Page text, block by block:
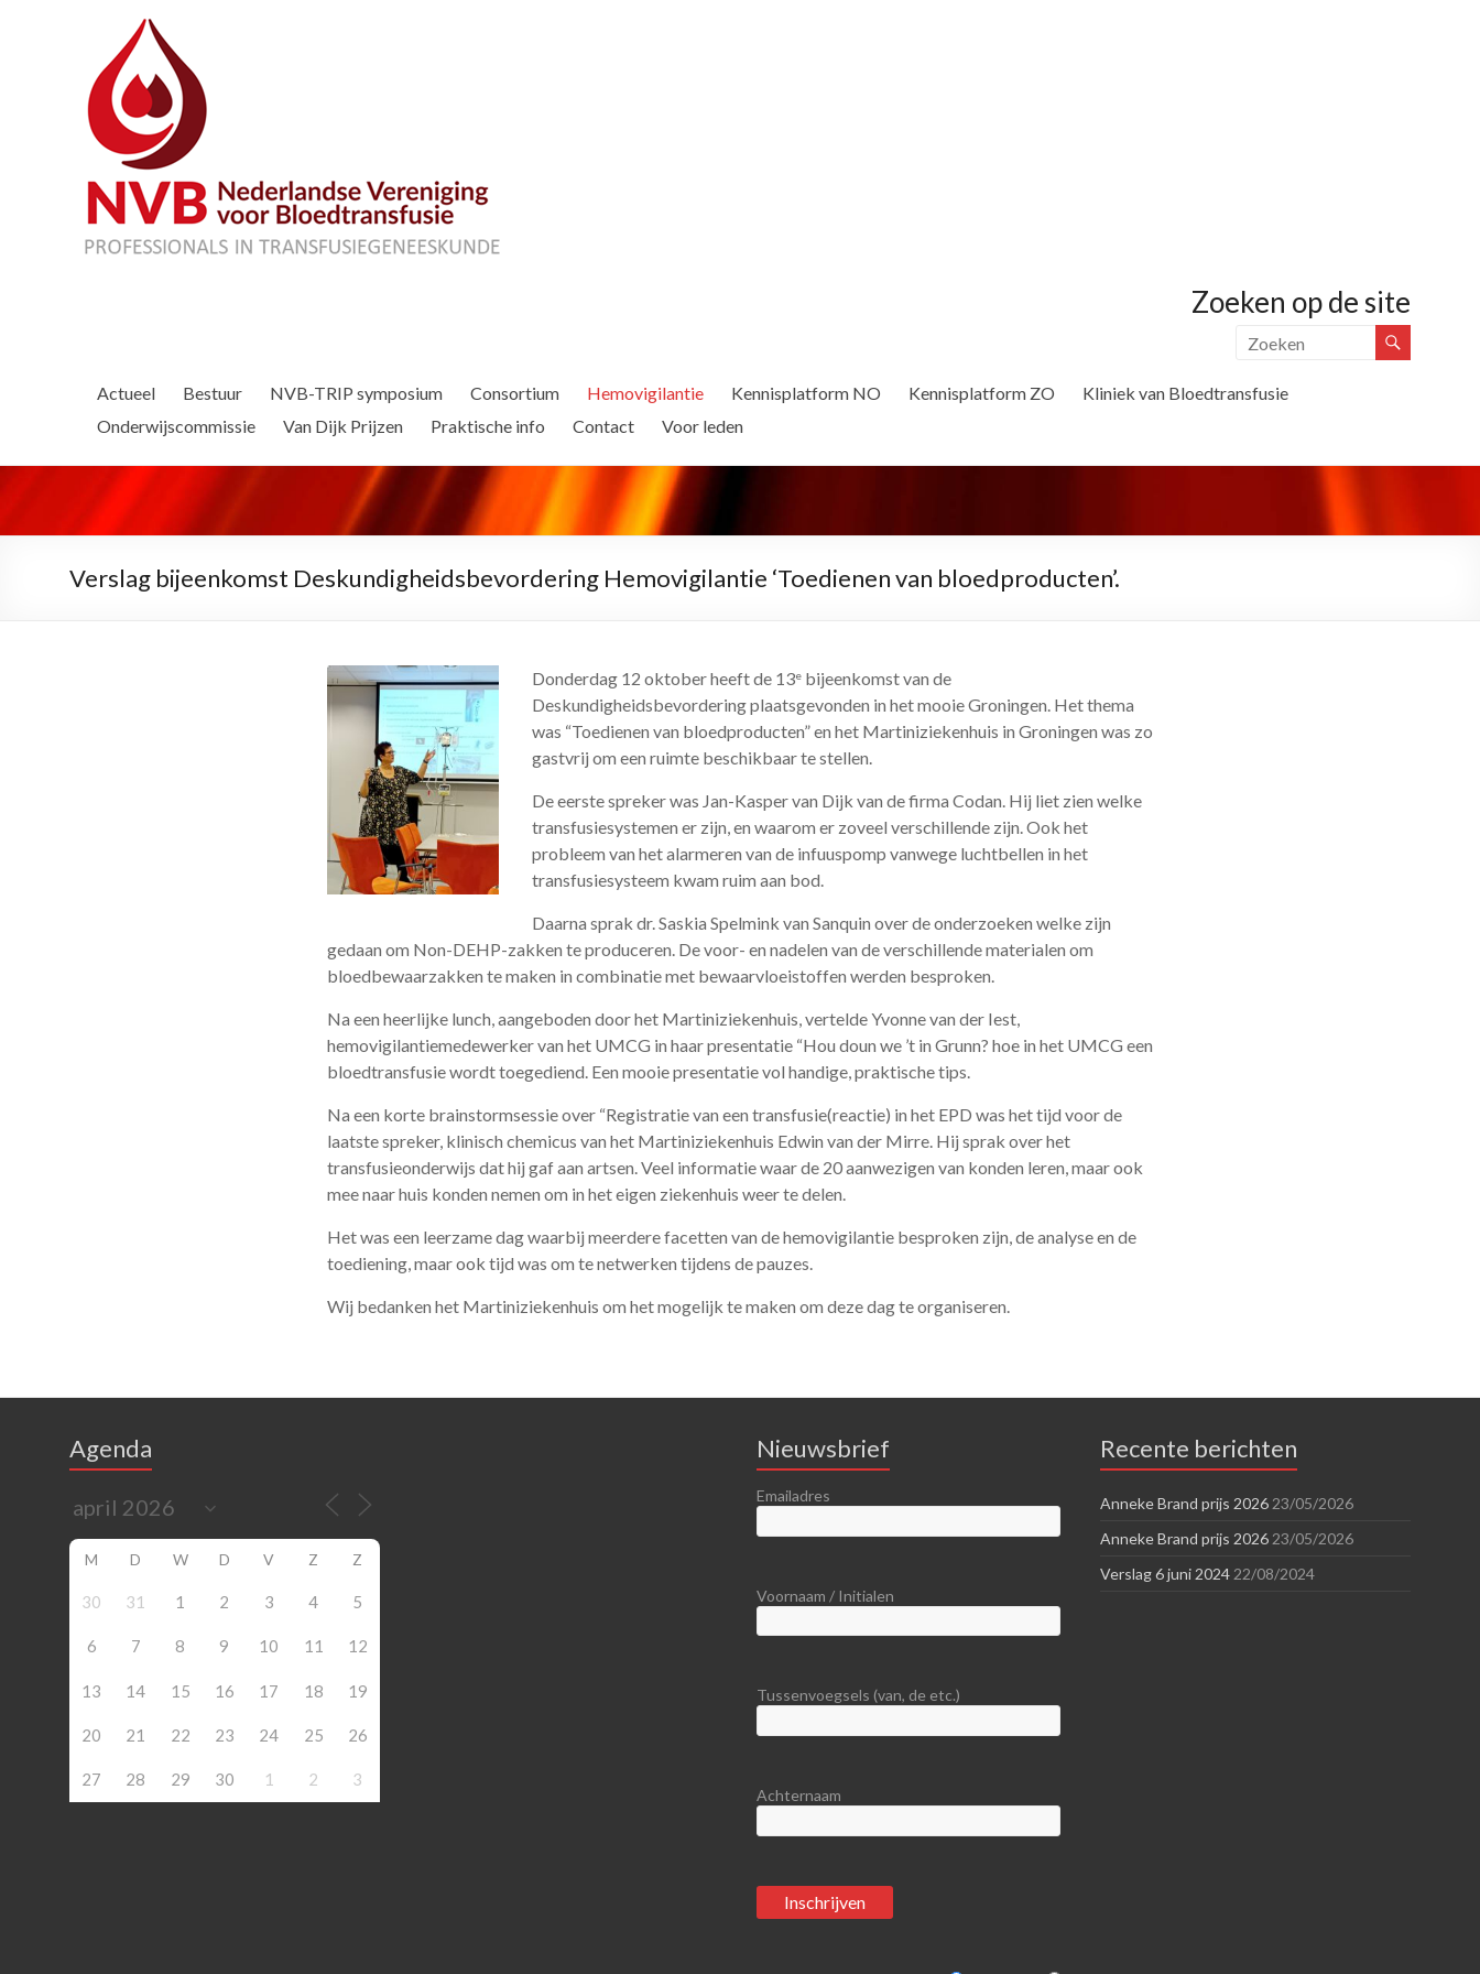
Zoeken op de site
Actueel Bestuur NVB-TRIP symposium Consortium Hemovigilantie Kennisplatform NO Kennisplatform ZO
Kliniek van Bloedtransfusie
Onderwijscommissie
Van Dijk Prijzen Praktische info Contact Voor leden
Verslag bijeenkomst Deskundigheidsbevordering Hemovigilantie ‘Toedienen van bloedproducten’.
Donderdag 12 oktober heeft de 13e bijeenkomst van de
Deskundigheidsbevordering plaatsgevonden in het mooie Groningen. Het thema
was “Toedienen van bloedproducten” en het Martiniziekenhuis in Groningen was zo
gastvrij om een ruimte beschikbaar te stellen.
De eerste spreker was Jan-Kasper van Dijk van de firma Codan. Hij liet zien welke
transfusiesystemen er zijn, en waarom er zoveel verschillende zijn. Ook het
probleem van het alarmeren van de infuuspomp vanwege luchtbellen in het
transfusiesysteem kwam ruim aan bod.
Daarna sprak dr. Saskia Spelmink van Sanquin over de onderzoeken welke zijn
gedaan om Non-DEHP-zakken te produceren. De voor- en nadelen van de verschillende materialen om
bloedbewaarzakken te maken in combinatie met bewaarvloeistoffen werden besproken.
Na een heerlijke lunch, aangeboden door het Martiniziekenhuis, vertelde Yvonne van der Iest,
hemovigilantiemedewerker van het UMCG in haar presentatie “Hou doun we ’t in Grunn? hoe in het UMCG een
bloedtransfusie wordt toegediend. Een mooie presentatie vol handige, praktische tips.
Na een korte brainstormsessie over “Registratie van een transfusie(reactie) in het EPD was het tijd voor de
laatste spreker, klinisch chemicus van het Martiniziekenhuis Edwin van der Mirre. Hij sprak over het
transfusieonderwijs dat hij gaf aan artsen. Veel informatie waar de 20 aanwezigen van konden leren, maar ook
mee naar huis konden nemen om in het eigen ziekenhuis weer te delen.
Het was een leerzame dag waarbij meerdere facetten van de hemovigilantie besproken zijn, de analyse en de
toediening, maar ook tijd was om te netwerken tijdens de pauzes.
Wij bedanken het Martiniziekenhuis om het mogelijk te maken om deze dag te organiseren.
Agenda
M D W D V Z Z
30 31 1 2 3 4 5
6 7 8 9 10 11 12
13 14 15 16 17 18 19
20 21 22 23 24 25 26
27 28 29 30 1 2 3
Nieuwsbrief
Emailadres
Voornaam / Initialen
Tussenvoegsels (van, de etc.)
Achternaam
Recente berichten
Anneke Brand prijs 2026 23/05/2026
Anneke Brand prijs 2026 23/05/2026
Verslag 6 juni 2024 22/08/2024